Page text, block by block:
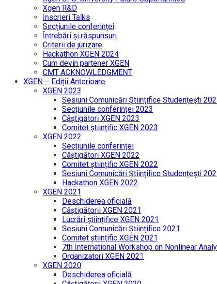
Xgen R&D
Inscrieri Talks
Secțiunile conferinței
Întrebări și răspunsuri
Criterii de jurizare
Hackathon XGEN 2024
Cum devin partener XGEN
CMT ACKNOWLEDGMENT
XGEN – Ediții Anterioare
XGEN 2023
Sesiuni Comunicări Științifice Studențești
Secțiunile conferinței 2023
Câștigători XGEN 2023
Comitet științific XGEN 2023
XGEN 2022
Secțiunile conferinței
Câștigători XGEN 2022
Comitet științific XGEN 2022
Sesiuni Comunicări Științifice Studențești
Hackathon XGEN 2022
XGEN 2021
Deschiderea oficială
Câștigătorii XGEN 2021
Lucrări științifice XGEN 2021
Sesiuni Comunicări Științifice 2021
Comitet științific XGEN 2021
7th International Workshop on Nonlinear
Organizatori XGEN 2021
XGEN 2020
Deschiderea oficială